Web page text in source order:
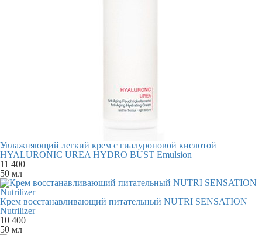
Увлажняющий легкий крем с гиалуроновой кислотой
HYALURONIC UREA HYDRO BUST Emulsion
11 400
50 мл
Крем восстанавливающий питательный NUTRI SENSATION
Nutrilizer
10 400
50 мл